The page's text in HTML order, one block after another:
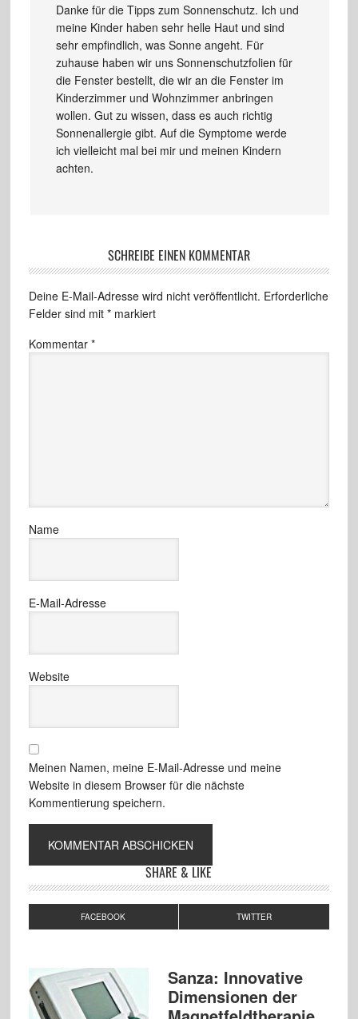
Danke für die Tipps zum Sonnenschutz. Ich und
meine Kinder haben sehr helle Haut und sind
sehr empfindlich, was Sonne angeht. Für
zuhause haben wir uns Sonnenschutzfolien für
die Fenster bestellt, die wir an die Fenster im
Kinderzimmer und Wohnzimmer anbringen
wollen. Gut zu wissen, dass es auch richtig
Sonnenallergie gibt. Auf die Symptome werde
ich vielleicht mal bei mir und meinen Kindern
achten.
SCHREIBE EINEN KOMMENTAR
Deine E-Mail-Adresse wird nicht veröffentlicht. Erforderliche
Felder sind mit *markiert
Kommentar *
Name
E-Mail-Adresse
Website
Meinen Namen, meine E-Mail-Adresse und meine
Website in diesem Browser für die nächste
Kommentierung speichern.
SHARE & LIKE
FACEBOOK TWITTER
Sanza: Innovative
Dimensionen der